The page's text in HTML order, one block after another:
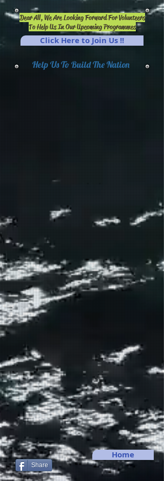
Dear All, We Are Looking Forward For Volunteers
To Help Us In Our Upcoming Programmes
Click Here to Join Us !!
Help Us To Build The Nation
Share
Home